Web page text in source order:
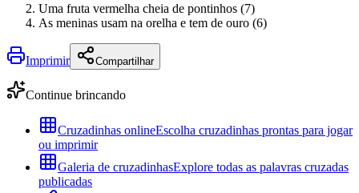
Uma fruta vermelha cheia de pontinhos (7)
As meninas usam na orelha e tem de ouro (6)
Imprimir Compartilhar
Continue brincando
Cruzadinhas onlineEscolha cruzadinhas prontas para jogar
ou imprimir
Galeria de cruzadinhasExplore todas as palavras cruzadas
publicadas